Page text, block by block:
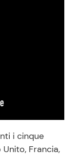
i cinque
Francia,